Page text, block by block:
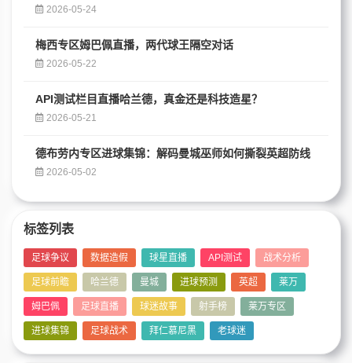
2026-05-24
梅西专区姆巴佩直播，两代球王隔空对话
2026-05-22
API测试栏目直播哈兰德，真金还是科技造星？
2026-05-21
德布劳内专区进球集锦：解码曼城巫师如何撕裂英超防线
2026-05-02
标签列表
足球争议 数据造假 球星直播 API测试 战术分析
足球前瞻 哈兰德 曼城 进球预测 英超 莱万
姆巴佩 足球直播 球迷故事 射手榜 莱万专区
进球集锦 足球战术 拜仁慕尼黑 老球迷